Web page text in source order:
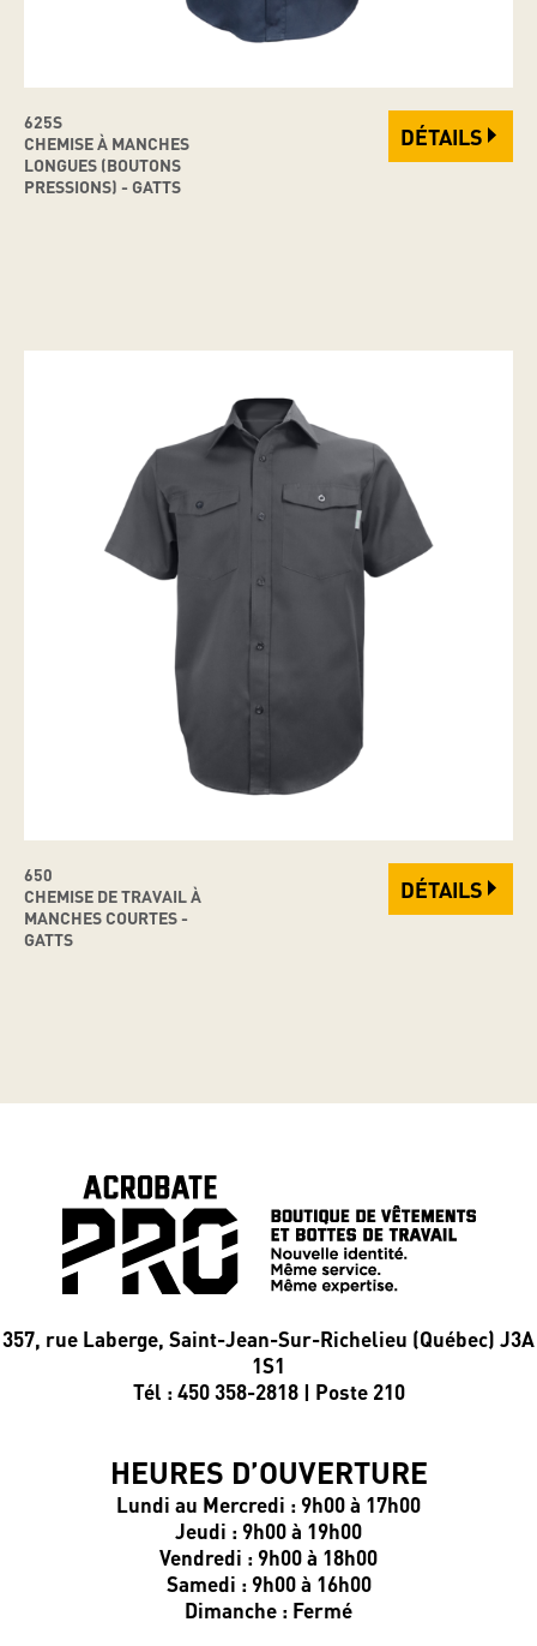
625S
CHEMISE À MANCHES
LONGUES (BOUTONS
PRESSIONS) - GATTS
DÉTAILS
650
CHEMISE DE TRAVAIL À
MANCHES COURTES -
GATTS
DÉTAILS
357, rue Laberge, Saint-Jean-Sur-Richelieu (Québec) J3A
1S1
Tél : 450 358-2818 | Poste 210
HEURES D’OUVERTURE
Lundi au Mercredi : 9h00 à 17h00
Jeudi : 9h00 à 19h00
Vendredi : 9h00 à 18h00
Samedi : 9h00 à 16h00
Dimanche : Fermé